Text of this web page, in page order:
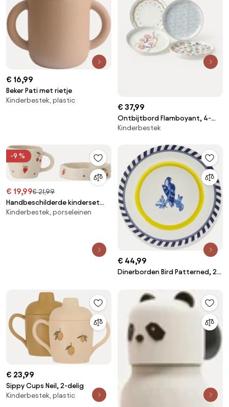
€ 16,99
Beker Pati met rietje
Kinderbestek, plastic
€ 37,99
Ontbijtbord Flamboyant, 4-
delig
Kinderbestek
-9 %
€ 19,99€ 21,99
Handbeschilderde kinderset
Tatiana, 2-delig
Kinderbestek, porseleinen
€ 44,99
Dinerborden Bird Patterned, 2-
€ 23,99
Sippy Cups Neil, 2-delig
Kinderbestek, plastic